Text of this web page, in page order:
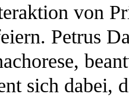
von
Petrus
sich dabei,